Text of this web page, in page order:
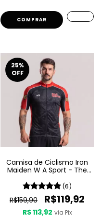
COMPRAR
25%
OFF
Camisa de Ciclismo Iron
Maiden W A Sport - The
(6)
R$159,90 R$119,92
R$ 113,92 via Pix